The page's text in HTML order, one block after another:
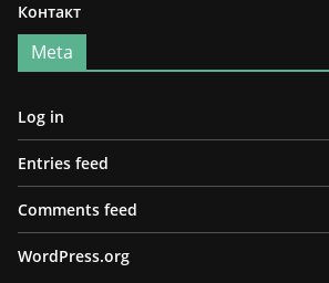
Контакт
Meta
Log in
Entries feed
Comments feed
WordPress.org